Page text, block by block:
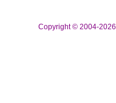
Copyright © 2004-2026